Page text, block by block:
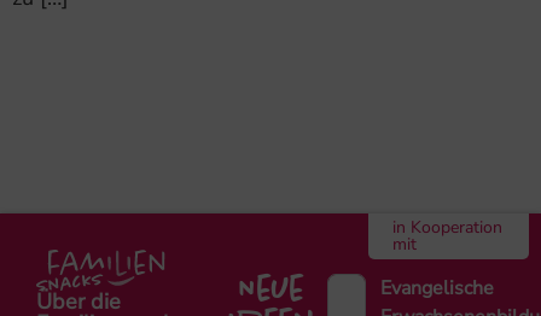
Über die
Neue
in Kooperation
mit
Evangelische